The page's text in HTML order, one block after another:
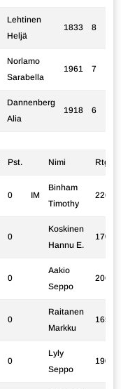
Lehtinen
Heljä
1833 8
Norlamo
Sarabella
1961 7
Dannenberg
Alia
1918 6
Pst. Nimi Rtg
0 IM
Binham
Timothy
2267
0
Koskinen
Hannu E.
1707
0
Aakio
Seppo
2068
0
Raitanen
Markku
1658
0
Lyly
Seppo
1903